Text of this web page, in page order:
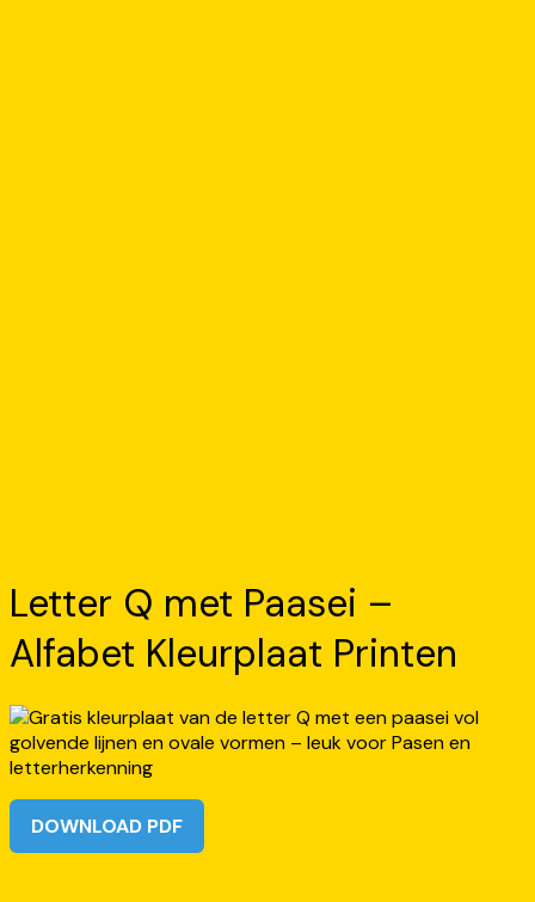
Letter Q met Paasei –
Alfabet Kleurplaat Printen
DOWNLOAD PDF